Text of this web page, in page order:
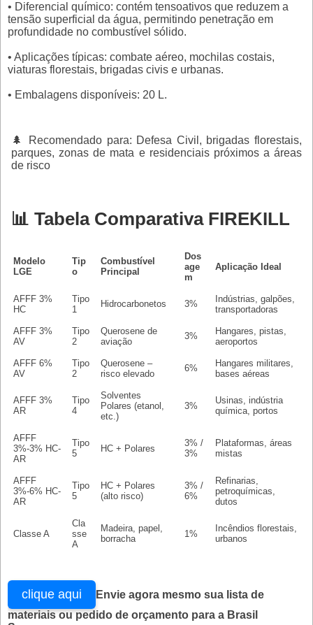
• Diferencial químico: contém tensoativos que reduzem a
tensão superficial da água, permitindo penetração em
profundidade no combustível sólido.
• Aplicações típicas: combate aéreo, mochilas costais,
viaturas florestais, brigadas civis e urbanas.
• Embalagens disponíveis: 20 L.
🌲 Recomendado para: Defesa Civil, brigadas florestais,
parques, zonas de mata e residenciais próximos a áreas
de risco
📊 Tabela Comparativa FIREKILL
Modelo
LGE
Tip
o
Combustível
Principal
Dos
age
m
Aplicação Ideal
AFFF 3%
HC
Tipo
1
Hidrocarbonetos 3%
Indústrias, galpões,
transportadoras
AFFF 3%
AV
Tipo
2
Querosene de
aviação
3%
Hangares, pistas,
aeroportos
AFFF 6%
AV
Tipo
2
Querosene –
risco elevado
6%
Hangares militares,
bases aéreas
AFFF 3%
AR
Tipo
4
Solventes
Polares (etanol,
etc.)
3%
Usinas, indústria
química, portos
AFFF
3%-3% HC-
AR
Tipo
5
HC + Polares
3% /
3%
Plataformas, áreas
mistas
AFFF
3%-6% HC-
AR
Tipo
5
HC + Polares
(alto risco)
3% /
6%
Refinarias,
petroquímicas,
dutos
Classe A
Cla
sse
A
Madeira, papel,
borracha
1%
Incêndios florestais,
urbanos
clique aqui
Envie agora mesmo sua lista de
materiais ou pedido de orçamento para a Brasil